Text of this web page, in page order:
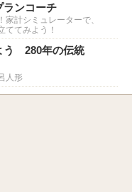
ランコーチ
家計シミュレーターで、
ててみよう！
う 280年の伝統
人形